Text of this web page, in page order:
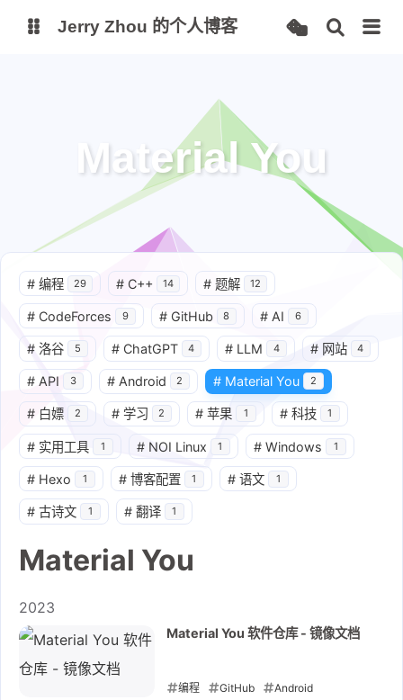
AI 镜像站
Jerry Zhou 的个人博客
Material You
# 编程 29 # C++ 14 # 题解 12
# CodeForces 9 # GitHub 8 # AI 6
# 洛谷 5 # ChatGPT 4 # LLM 4 # 网站 4
# API 3 # Android 2 # Material You 2
# 白嫖 2 # 学习 2 # 苹果 1 # 科技 1
# 实用工具 1 # NOI Linux 1 # Windows 1
# Hexo 1 # 博客配置 1 # 语文 1
# 古诗文 1 # 翻译 1
Material You
2023
Material You 软件仓库 - 镜像文档
编程 GitHub Android